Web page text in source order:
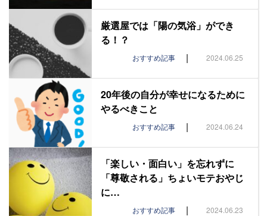
厳選屋では「陽の気浴」ができ
る！？
おすすめ記事 | 2024.06.25
20年後の自分が幸せになるために
やるべきこと
おすすめ記事 | 2024.06.24
「楽しい・面白い」を忘れずに
「尊敬される」ちょいモテおやじ
に…
おすすめ記事 | 2024.06.23